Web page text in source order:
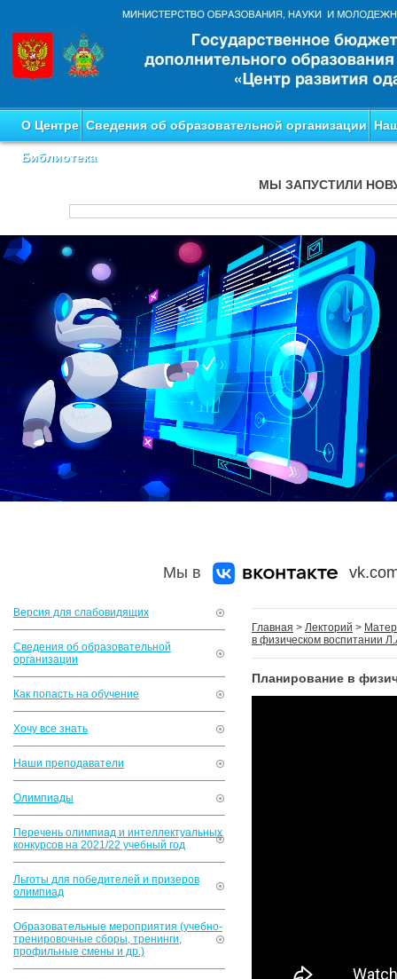
О Центре Сведения об образовательной организации
Библиотека
МЫ ЗАПУСТИЛИ
Мы в
Версия для слабовидящих
Сведения об образовательной
организации
Как попасть на обучение
Хочу все знать
Наши преподаватели
Олимпиады
Перечень олимпиад и интеллектуальных
конкурсов на 2021/22 учебный год
Льготы для победителей и призеров
олимпиад
Образовательные мероприятия (учебно-
тренировочные сборы, тренинги,
профильные смены и др.)
Главная > Лекторий >
в физическом воспитании
Планирование в